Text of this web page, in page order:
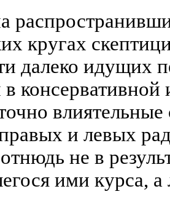
кругах
далеко идущих
консервативной
и левых
не в
ими курса, а